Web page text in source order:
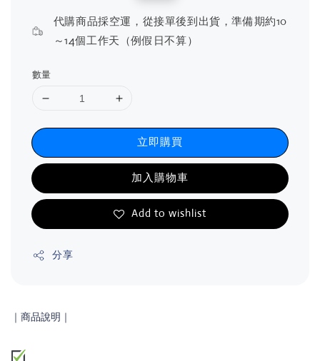
代購商品採空運，從接單後到出貨，準備期約10
～14個工作天（例假日不算）
數量
立即購買
加入購物車
Add to wishlist
分享
｜商品說明｜